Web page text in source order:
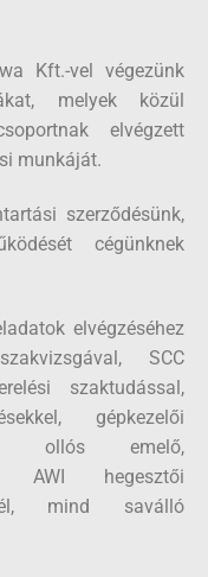
Kft.-vel végezünk
melyek közül
elvégzett
munkáját.
szerződésünk,
cégünknek
elvégzéséhez
SCC
szaktudással,
gépkezelői
ollós emelő,
AWI hegesztői
mind saválló